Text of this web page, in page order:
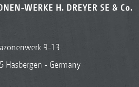
WERKE H. DREYER SE & Co.
9-13
Hasbergen - Germany